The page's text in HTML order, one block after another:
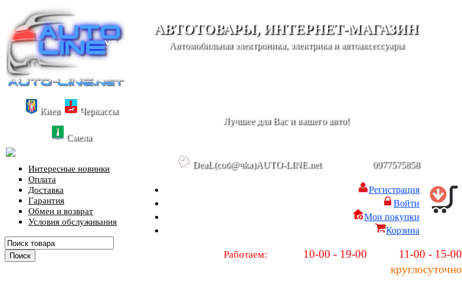
АВТОТОВАРЫ, ИНТЕРНЕТ-МАГАЗИН
Автомобильная электроника, электрика и автоаксессуары
Киев Черкассы
Смела
Лучшее для Вас и вашего авто!
DeaL(cоб@чka)AUTO-LINE.net 0977575858
Регистрация
Войти
Мои покупки
Корзина
Работаем: 10-00 - 19-00
11-00 - 15-00
круглосуточно
Интересные новинки
Оплата
Доставка
Гарантия
Обмен и возврат
Условия обслуживания